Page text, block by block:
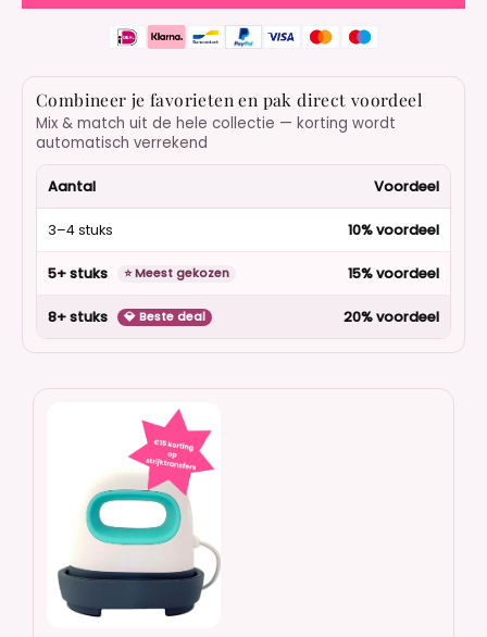
Combineer je favorieten en pak direct voordeel
Mix & match uit de hele collectie — korting wordt
automatisch verrekend
Aantal Voordeel
3–4 stuks 10% voordeel
5+ stuks ⭐ Meest gekozen 15% voordeel
8+ stuks 💎 Beste deal 20% voordeel